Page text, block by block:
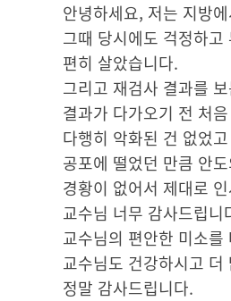
안녕하세요, 저는 지방
그때 당시에도 걱정하
편히 살았습니다.
그리고 재검사 결과를
결과가 다가오기 전 처
다행히 악화된 건 없었
공포에 떨었던 만큼 안
경황이 없어서 제대로
교수님 너무 감사드립니
교수님의 편안한 미소
교수님도 건강하시고
정말 감사드립니다.